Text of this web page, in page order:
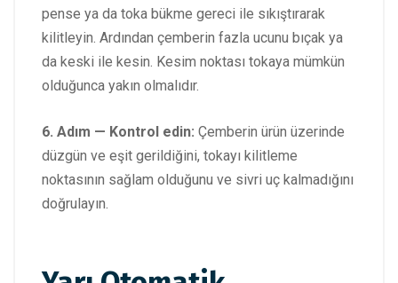
pense ya da toka bükme gereci ile sıkıştırarak
kilitleyin. Ardından çemberin fazla ucunu bıçak ya
da keski ile kesin. Kesim noktası tokaya mümkün
olduğunca yakın olmalıdır.
6. Adım — Kontrol edin: Çemberin ürün üzerinde
düzgün ve eşit gerildiğini, tokayı kilitleme
noktasının sağlam olduğunu ve sivri uç kalmadığını
doğrulayın.